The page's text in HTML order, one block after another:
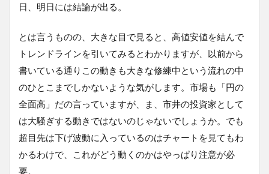
日、明日には結論が出る。
とは言うものの、大きな目で見ると、高値安値を結んで
トレンドラインを引いてみるとわかりますが、以前から
書いている通りこの動きも大きな修練中という流れの中
のひとこまでしかないような気がします。市場も「円の
全面高」だの言っていますが、ま、市井の投資家として
は大騒ぎする動きではないのじゃないでしょうか。でも
超目先は下げ波動に入っているのはチャートを見てもわ
かるわけで、これがどう動くのかはやっぱり注意が必
要。